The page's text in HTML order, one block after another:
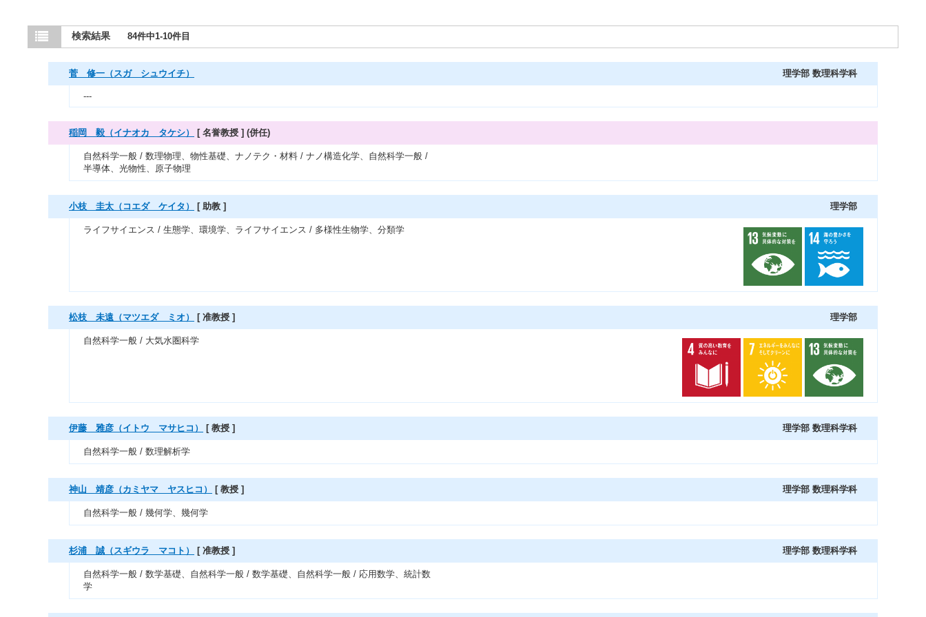
検索結果 84件中1-10件目
菅 修一（スガ シュウイチ） 理学部 数理科学科
---
稲岡 毅（イナオカ タケシ） [ 名誉教授 ] (併任)
自然科学一般 / 数理物理、物性基礎、ナノテク・材料 / ナノ構造化学、自然科学一般 /
半導体、光物性、原子物理
小枝 圭太（コエダ ケイタ） [ 助教 ] 理学部
ライフサイエンス / 生態学、環境学、ライフサイエンス / 多様性生物学、分類学
松枝 未遠（マツエダ ミオ） [ 准教授 ] 理学部
自然科学一般 / 大気水圏科学
伊藤 雅彦（イトウ マサヒコ） [ 教授 ] 理学部 数理科学科
自然科学一般 / 数理解析学
神山 靖彦（カミヤマ ヤスヒコ） [ 教授 ] 理学部 数理科学科
自然科学一般 / 幾何学、幾何学
杉浦 誠（スギウラ マコト） [ 准教授 ] 理学部 数理科学科
自然科学一般 / 数学基礎、自然科学一般 / 数学基礎、自然科学一般 / 応用数学、統計数
学